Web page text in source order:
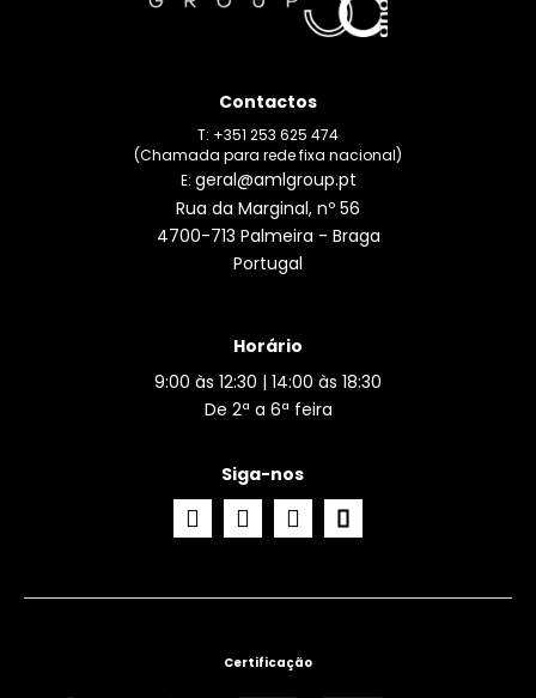
Contactos
T: +351 253 625 474
(Chamada para rede fixa nacional)
E: geral@amlgroup.pt
Rua da Marginal, nº 56
4700-713 Palmeira - Braga
Portugal
Horário
9:00 às 12:30 | 14:00 às 18:30
De 2ª a 6ª feira
Siga-nos
Certificação